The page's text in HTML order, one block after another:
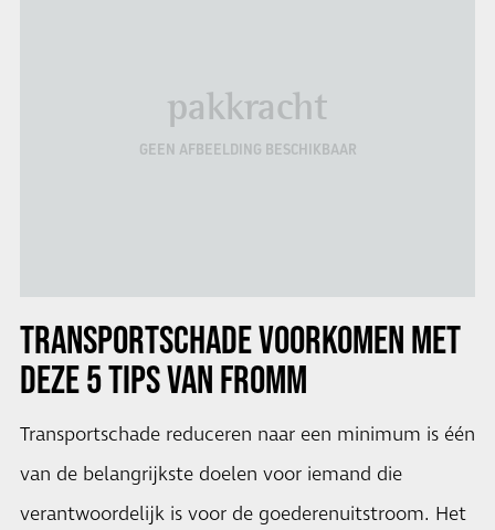
pakkracht
GEEN AFBEELDING BESCHIKBAAR
TRANSPORTSCHADE VOORKOMEN MET
DEZE 5 TIPS VAN FROMM
Transportschade reduceren naar een minimum is één
van de belangrijkste doelen voor iemand die
verantwoordelijk is voor de goederenuitstroom. Het